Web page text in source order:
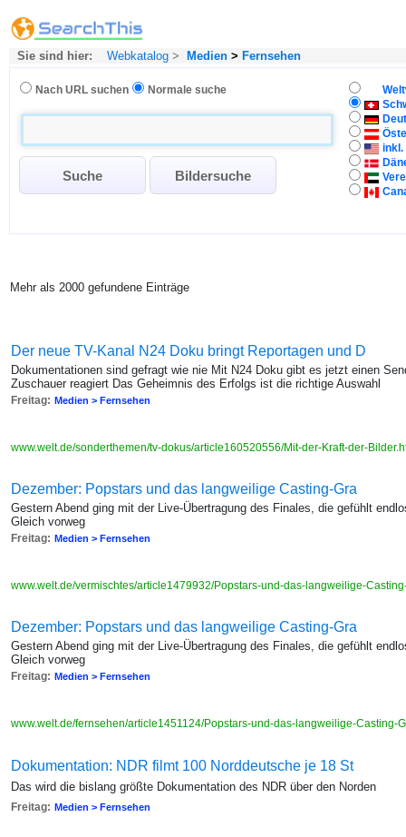
Sie sind hier: Webkatalog > Medien > Fernsehen
Nach URL suchen Normale suche
inkl.
Mehr als 2000 gefundene Einträge
Der neue TV-Kanal N24 Doku bringt Reportagen und D
Dokumentationen sind gefragt wie nie Mit N24 Doku gibt es jetzt einen
Zuschauer reagiert Das Geheimnis des Erfolgs ist die richtige Auswahl
Freitag: Medien > Fernsehen
www.welt.de/sonderthemen/tv-dokus/article160520556/Mit-der-Kraft-der-
Dezember: Popstars und das langweilige Casting-Gra
Gestern Abend ging mit der Live-Übertragung des Finales, die gefühlt
Gleich vorweg
Freitag: Medien > Fernsehen
www.welt.de/vermischtes/article1479932/Popstars-und-das-langweilige-
Dezember: Popstars und das langweilige Casting-Gra
Gestern Abend ging mit der Live-Übertragung des Finales, die gefühlt
Gleich vorweg
Freitag: Medien > Fernsehen
www.welt.de/fernsehen/article1451124/Popstars-und-das-langweilige-Casting-
Dokumentation: NDR filmt 100 Norddeutsche je 18 St
Das wird die bislang größte Dokumentation des NDR über den Norden
Freitag: Medien > Fernsehen